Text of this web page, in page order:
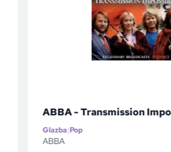
ABBA - Transmission
Glazba|Pop
ABBA